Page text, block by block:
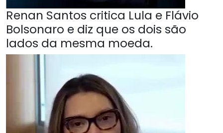
Renan Santos critica Lula e Flávio
Bolsonaro e diz que os dois são
lados da mesma moeda.